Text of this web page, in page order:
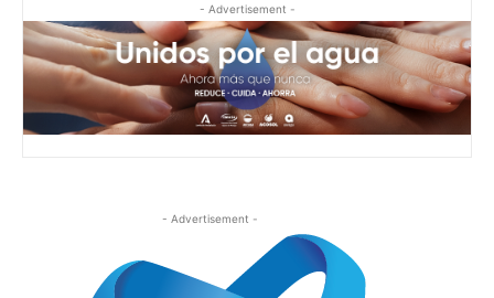
- Advertisement -
- Advertisement -